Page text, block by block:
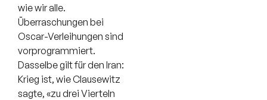
wie wir alle.
Überraschungen bei
Oscar-Verleihungen sind
vorprogrammiert.
Dasselbe gilt für den Iran:
Krieg ist, wie Clausewitz
sagte, «zu drei Vierteln